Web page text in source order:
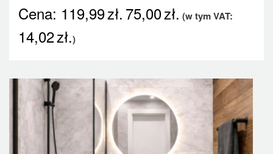
Cena: 119,99zł. 75,00zł. (w tym VAT:
14,02zł.)